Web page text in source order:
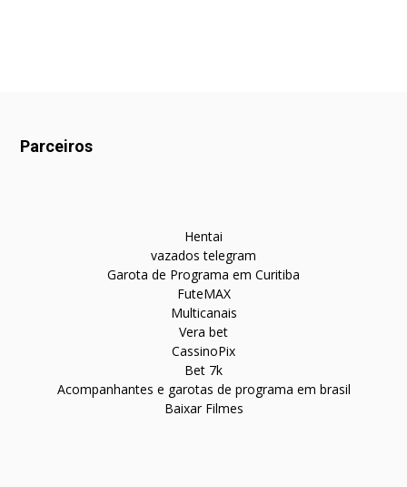
Parceiros
Hentai
vazados telegram
Garota de Programa em Curitiba
FuteMAX
Multicanais
Vera bet
CassinoPix
Bet 7k
Acompanhantes e garotas de programa em brasil
Baixar Filmes